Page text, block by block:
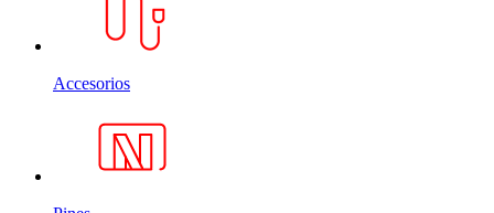
Accesorios